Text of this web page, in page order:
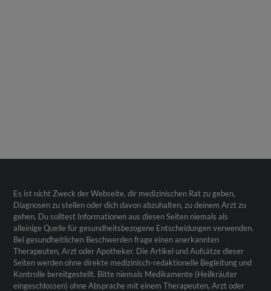
Es ist nicht Zweck der Webseite, dir medizinischen Rat zu geben,
Diagnosen zu stellen oder dich davon abzuhalten, zu deinem Arzt zu
gehen. Du solltest Informationen aus diesen Seiten niemals als
alleinige Quelle für gesundheitsbezogene Entscheidungen verwenden.
Bei gesundheitlichen Beschwerden frage einen anerkannten
Therapeuten, Arzt oder Apotheker. Die Artikel und Aufsätze dieser
Seiten werden ohne direkte medizinisch-redaktionelle Begleitung und
Kontrolle bereitgestellt. Bitte niemals Medikamente (Heilkräuter
eingeschlossen) ohne Absprache mit einem Therapeuten, Arzt oder